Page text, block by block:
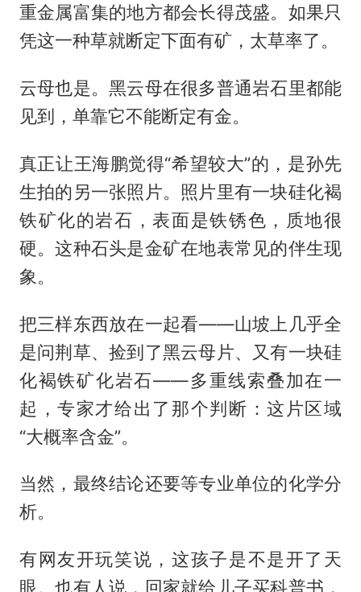
重金属富集的地方都会长得茂盛。如果只
凭这一种草就断定下面有矿，太草率了。
云母也是。黑云母在很多普通岩石里都能
见到，单靠它不能断定有金。
真正让王海鹏觉得“希望较大”的，是孙先
生拍的另一张照片。照片里有一块硅化褐
铁矿化的岩石，表面是铁锈色，质地很
硬。这种石头是金矿在地表常见的伴生现
象。
把三样东西放在一起看——山坡上几乎全
是问荆草、捡到了黑云母片、又有一块硅
化褐铁矿化岩石——多重线索叠加在一
起，专家才给出了那个判断：这片区域
“大概率含金”。
当然，最终结论还要等专业单位的化学分
析。
有网友开玩笑说，这孩子是不是开了天
眼。也有人说，回家就给儿子买科普书，